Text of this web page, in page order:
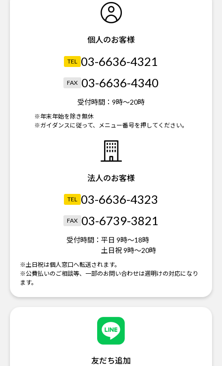
個人のお客様
TEL 03-6636-4321
FAX 03-6636-4340
受付時間： 9時～20時
※年末年始を除き無休
※ガイダンスに従って、メニュー番号を押してください。
法人のお客様
TEL 03-6636-4323
FAX 03-6739-3821
受付時間： 平日 9時～18時
土日祝 9時～20時
※土日祝は個人窓口へ転送されます。
※公費払いのご相談等、一部のお問い合わせは週明けの対応になり
ます。
友だち追加